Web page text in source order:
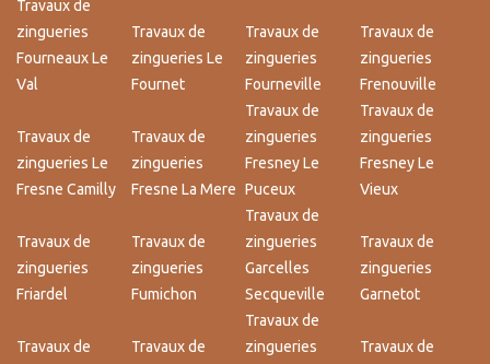
Travaux de
zingueries
Fourneaux Le
Val
Travaux de
zingueries Le
Fournet
Travaux de
zingueries
Fourneville
Travaux de
zingueries
Frenouville
Travaux de
zingueries Le
Fresne Camilly
Travaux de
zingueries
Fresne La Mere
Travaux de
zingueries
Fresney Le
Puceux
Travaux de
zingueries
Fresney Le
Vieux
Travaux de
zingueries
Friardel
Travaux de
zingueries
Fumichon
Travaux de
zingueries
Garcelles
Secqueville
Travaux de
zingueries
Garnetot
Travaux de
Travaux de
Travaux de
zingueries
Travaux de